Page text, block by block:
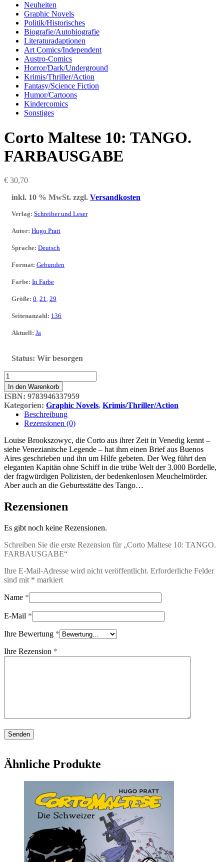
Neuheiten
Graphic Novels
Politik/Historisches
Biografie/Autobiografie
Literaturadaptionen
Art Comics/Independent
Austro-Comics
Horror/Dark/Underground
Krimis/Thriller/Action
Fantasy/Science Fiction
Humor/Cartoons
Kindercomics
Sonstiges
Corto Maltese 10: TANGO.
FARBAUSGABE
€ 30,70
inkl. 10 % MwSt. zzgl. Versandkosten
Verlag: Schreiber und Leser
Autor: Hugo Pratt
Sprache: Deutsch
Format: Gebunden
Farbe: In Farbe
Größe: 0, 21, 29
Seitenanzahl: 136
Aktuell: Ja
Status: Wir besorgen
Corto
Maltese
10:
TANGO.
FARBAUSGABE
Menge
In den Warenkorb
ISBN: 9783946337959
Kategorien: Graphic Novels, Krimis/Thriller/Action
Beschreibung
Rezensionen (0)
Louise Brookszowyc, die Corto aus ihrer Zeit in Venedig kennt –
siehe Venezianische Legende – hat ihm einen Brief aus Buenos
Aires geschrieben und ihn um Hilfe gebeten. Der Weg führt den
eleganten Kapitän ohne Schiff in die trübe Welt der 3.000 Bordelle,
der fragwürdigen Polizisten, der bedenkenlosen Meuchelmörder.
Aber auch an die Geburtsstätte des Tango…
Rezensionen
Es gibt noch keine Rezensionen.
Schreiben Sie die erste Rezension für „Corto Maltese 10: TANGO.
FARBAUSGABE“
Ihre E-Mail-Adresse wird nicht veröffentlicht. Erforderliche Felder
sind mit * markiert
Name *
E-Mail *
Ihre Bewertung *
Ihre Rezension *
Ähnliche Produkte